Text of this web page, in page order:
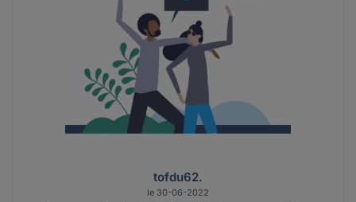
tofdu62.
le 30-06-2022